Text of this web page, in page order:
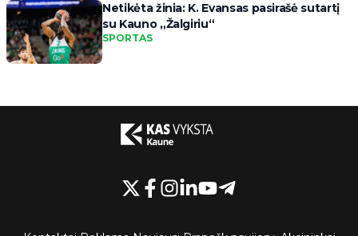
Netikėta žinia: K. Evansas pasirašė sutartį
su Kauno „Žalgiriu“
SPORTAS